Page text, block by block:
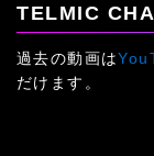
TELMIC
過去の動画は
だけます。